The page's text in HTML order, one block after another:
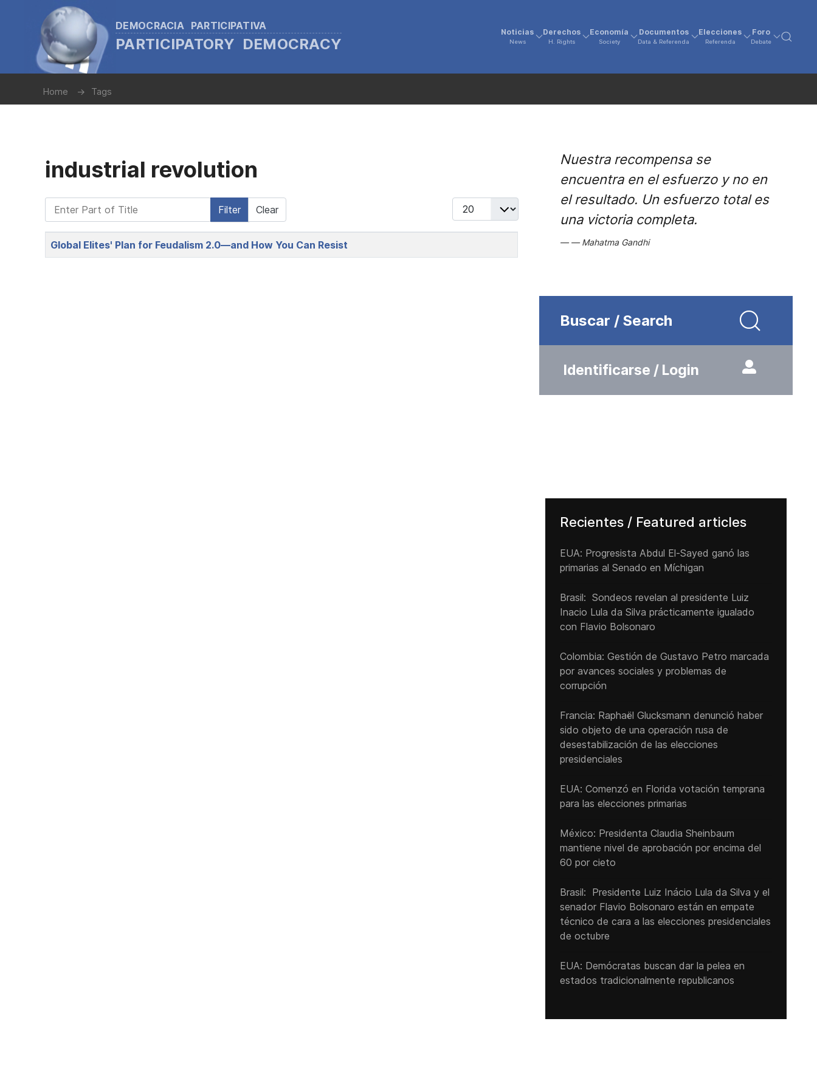
DEMOCRACIA PARTICIPATIVA
PARTICIPATORY DEMOCRACY
Noticias
News
Derechos
H. Rights
Economía
Society
Documentos
Data & Referenda
Elecciones
Referenda
Foro
Debate
Home Tags
industrial revolution
Enter Part of Title Filter Clear Display #
Title
Global Elites' Plan for Feudalism 2.0—and How You Can Resist
Nuestra recompensa se
encuentra en el esfuerzo y no en
el resultado. Un esfuerzo total es
una victoria completa.
Mahatma Gandhi
Buscar / Search
Identificarse / Login
Recientes / Featured articles
EUA: Progresista Abdul El-Sayed ganó las
primarias al Senado ‌en Míchigan
Brasil: Sondeos revelan al presidente Luiz
Inacio Lula da Silva prácticamente igualado
con Flavio Bolsonaro
Colombia: Gestión de Gustavo Petro marcada
por avances sociales y problemas de
corrupción
Francia: Raphaël Glucksmann denunció haber
sido objeto de una operación rusa de
desestabilización de las elecciones
presidenciales
EUA: Comenzó en Florida votación temprana
para las elecciones primarias
México: Presidenta Claudia Sheinbaum
mantiene nivel de aprobación por encima del
60 por cieto
Brasil: Presidente Luiz Inácio Lula da Silva y el
senador Flavio ‌Bolsonaro están en empate
técnico de cara a las ‌elecciones presidenciales
de octubre
EUA: Demócratas buscan dar la pelea en
estados tradicionalmente republicanos